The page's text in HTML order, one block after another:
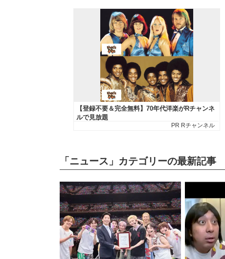
「ニュース」カテゴリーの最新記事